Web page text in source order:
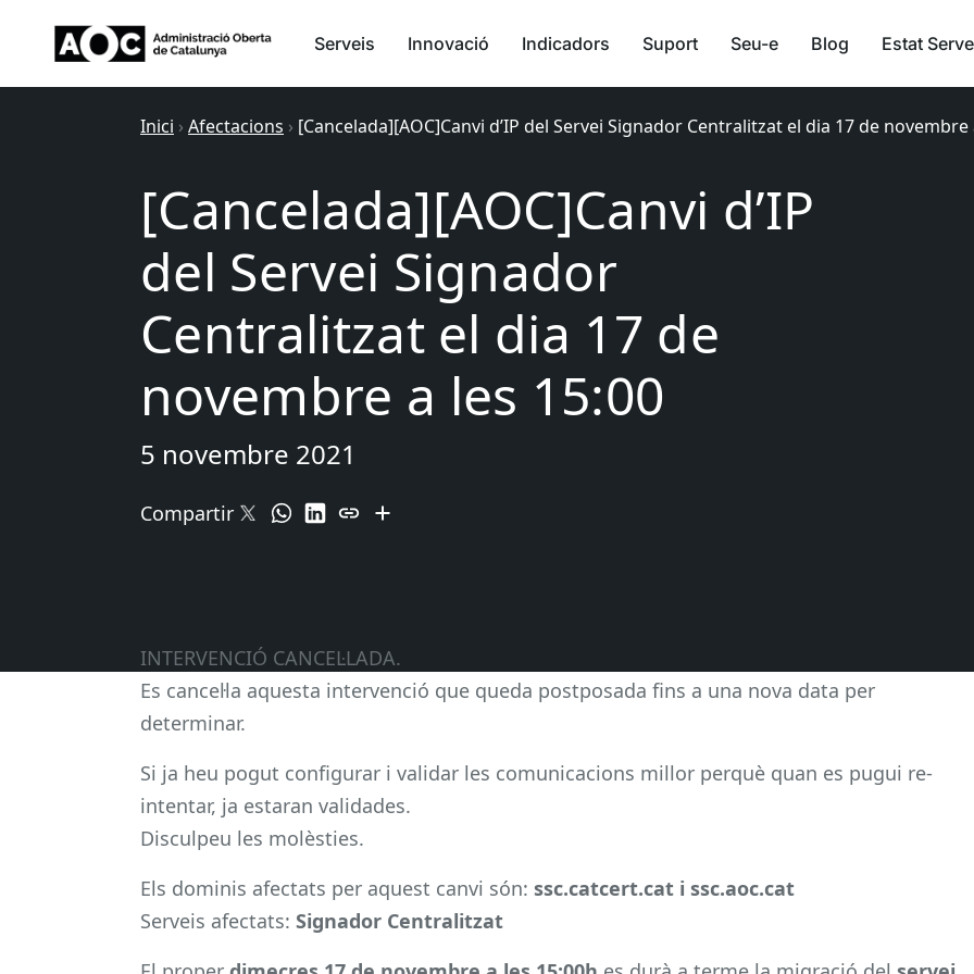
Serveis Innovació Indicadors Suport Seu-e Blog Estat
Inici › Afectacions › [Cancelada][AOC]Canvi d’IP del Servei Signador Centralitzat el dia 17 de novembre
[Cancelada][AOC]Canvi d’IP
del Servei Signador
Centralitzat el dia 17 de
novembre a les 15:00
5 novembre 2021
Compartir
INTERVENCIÓ CANCEL·LADA.
Es cancel·la aquesta intervenció que queda postposada fins a una nova data per
determinar.
Si ja heu pogut configurar i validar les comunicacions millor perquè quan es pugui re-
intentar, ja estaran validades.
Disculpeu les molèsties.
Els dominis afectats per aquest canvi són: ssc.catcert.cat i ssc.aoc.cat
Serveis afectats: Signador Centralitzat